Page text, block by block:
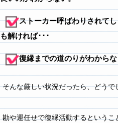
ストーカー呼ばわりされて
も解ければ･･･
復縁までの道のりがわから
そんな厳しい状況だったら、どうで
勘や運任せで復縁活動するという